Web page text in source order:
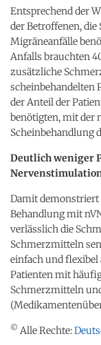
Entsprechend der
der Betroffenen,
Migräneanfälle
Anfalls brauchten
zusätzliche
scheinbehandelten
der Anteil der
benötigten, mit der
Scheinbehandlung
Deutlich weniger
Damit demonstriert
Behandlung mit
verlässlich die
Schmerzmitteln
einfach und
Patienten mit
Schmerzmitteln
© Alle Rechte: